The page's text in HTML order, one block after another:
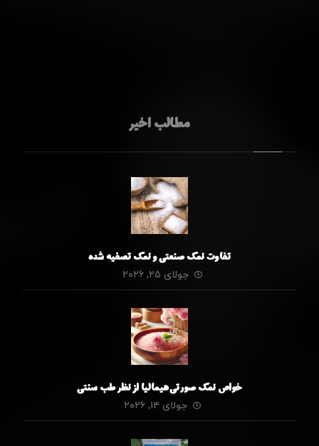
مطالب اخیر
تفاوت نمک صنعتی و نمک تصفیه شده
جولای ۲۵, ۲۰۲۶
خواص نمک صورتی هیمالیا از نظر طب سنتی
جولای ۱۴, ۲۰۲۶